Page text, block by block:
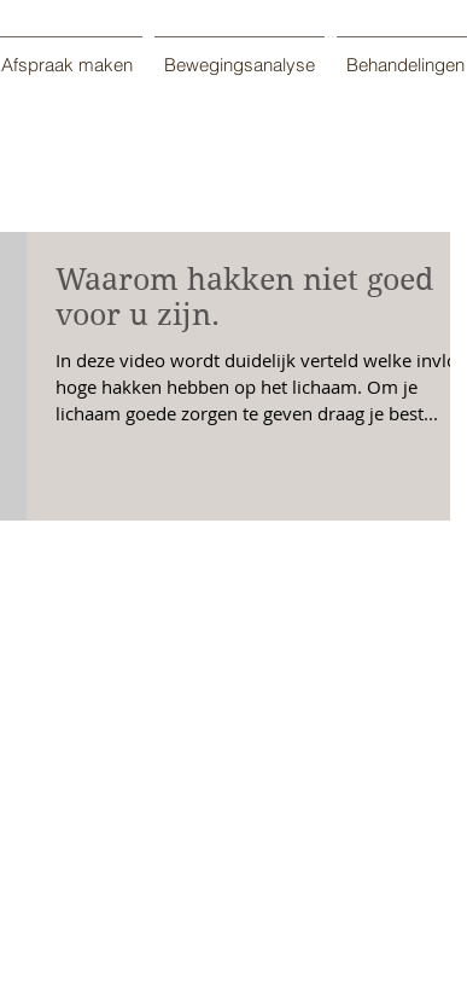
Afspraak maken Bewegingsanalyse Behandelingen
Waarom hakken niet goed
voor u zijn.
In deze video wordt duidelijk verteld welke invloed
hoge hakken hebben op het lichaam. Om je
lichaam goede zorgen te geven draag je best...